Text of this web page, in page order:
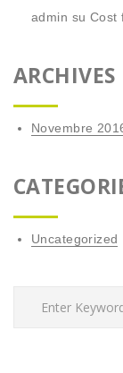
admin su Cost
ARCHIVES
Novembre
Uncategorized